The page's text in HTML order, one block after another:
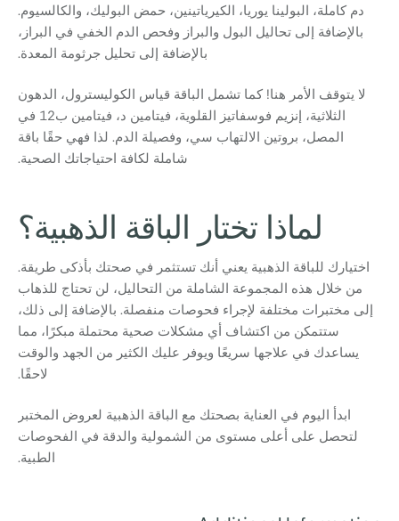
دم كاملة، البولينا يوريا، الكيرياتينين، حمض البوليك، والكالسيوم.
بالإضافة إلى تحاليل البول والبراز وفحص الدم الخفي في البراز،
بالإضافة إلى تحليل جرثومة المعدة.
لا يتوقف الأمر هنا! كما تشمل الباقة قياس الكوليسترول، الدهون
الثلاثية، إنزيم فوسفاتيز القلوية، فيتامين د، فيتامين ب12 في
المصل، بروتين الالتهاب سي، وفصيلة الدم. لذا فهي حقًا باقة
شاملة لكافة احتياجاتك الصحية.
لماذا تختار الباقة الذهبية؟
اختيارك للباقة الذهبية يعني أنك تستثمر في صحتك بأذكى طريقة.
من خلال هذه المجموعة الشاملة من التحاليل، لن تحتاج للذهاب
إلى مختبرات مختلفة لإجراء فحوصات منفصلة. بالإضافة إلى ذلك،
ستتمكن من اكتشاف أي مشكلات صحية محتملة مبكرًا، مما
يساعدك في علاجها سريعًا ويوفر عليك الكثير من الجهد والوقت
لاحقًا.
ابدأ اليوم في العناية بصحتك مع الباقة الذهبية لعروض المختبر
لتحصل على أعلى مستوى من الشمولية والدقة في الفحوصات
الطبية.